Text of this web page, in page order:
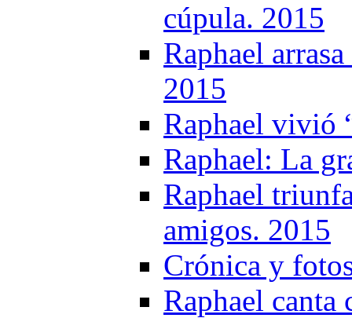
cúpula. 2015
Raphael
2015
Raphael vivió
Raphael: La
Raphael
amigos. 2015
Crónica y
Raphael